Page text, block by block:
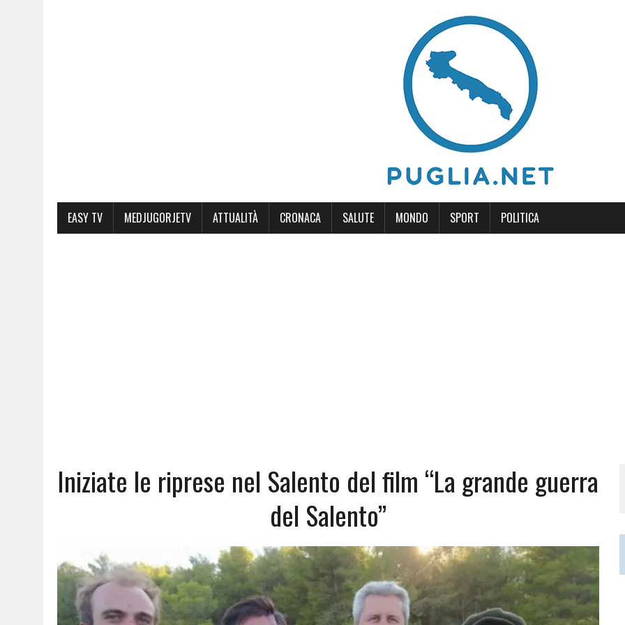
EASY TV MEDJUGORJETV ATTUALITÀ CRONACA SALUTE MONDO SPORT POLITICA
Iniziate le riprese nel Salento del film “La grande guerra
del Salento”